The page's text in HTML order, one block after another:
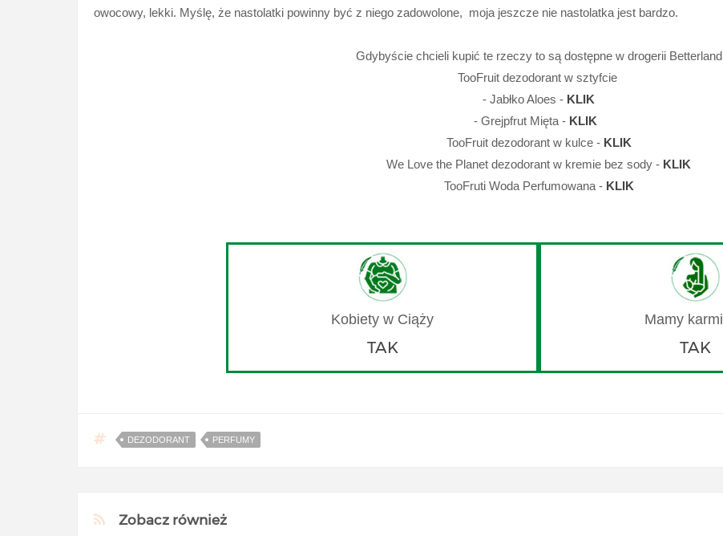
owocowy, lekki. Myślę, że nastolatki powinny być z niego zadowolone, moja jeszcze nie nastolatka jest bardzo.
Gdybyście chcieli kupić te rzeczy to są dostępne w drogerii Betterland
TooFruit dezodorant w sztyfcie
- Jabłko Aloes - KLIK
- Grejpfrut Mięta - KLIK
TooFruit dezodorant w kulce - KLIK
We Love the Planet dezodorant w kremie bez sody - KLIK
TooFruti Woda Perfumowana - KLIK
TAK TAK
DEZODORANT PERFUMY
Zobacz również